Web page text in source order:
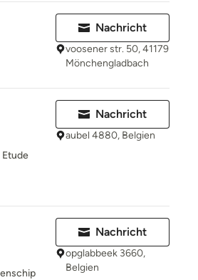
Nachricht
voosener str. 50, 41179
Mönchengladbach
Etude
Nachricht
aubel 4880, Belgien
Nachricht
opglabbeek 3660,
Belgien